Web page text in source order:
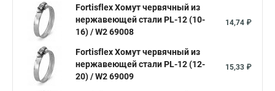
Хомут усиливающий Хомут 32 Хомут 2 Хомут 40
Хомут червячный
Хомут червячный мм
Хомуты для крепления трубопроводов
Fortisflex Хомут червячный из
нержавеющей стали PL-12 (10-
16) / W2 69008
14,74 ₽
Fortisflex Хомут червячный из
нержавеющей стали PL-12 (12-
20) / W2 69009
15,33 ₽